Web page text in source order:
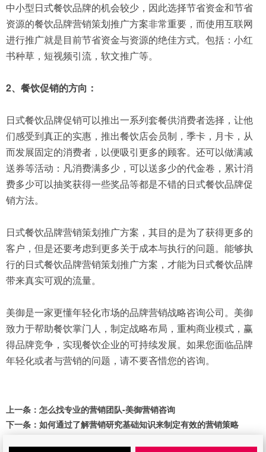
中小型日式餐饮品牌的机会较少，因此选择节省资金和节省
资源的餐饮品牌营销策划推广方案非常重要，而使用互联网
进行推广就是目前节省资金与资源的绝佳方式。包括：小红
书种草，短视频引流，软文推广等。
2、餐饮促销的方向：
日式餐饮品牌促销可以推出一系列套餐供消费者选择，让他
们感受到真正的实惠，推出餐饮店会员制，季卡，月卡，从
而发展固定的消费者，以便吸引更多的顾客。还可以做满减
送券等活动：凡消费满多少，可以送多少的代金卷，累计消
费多少可以抽奖获得一些奖品等都是不错的日式餐饮品牌促
销方法。
日式餐饮品牌营销策划推广方案，其目的是为了获得更多的
客户，但是还要考虑到更多关于成本与执行的问题。能够执
行的日式餐饮品牌营销策划推广方案，才能为日式餐饮品牌
带来真实可观的流量。
美御是一家更懂年轻化市场的品牌营销战略咨询公司。美御
致力于帮助餐饮掌门人，制定战略布局，重构商业模式，赢
得品牌竞争，实现餐饮企业的可持续发展。如果您面临品牌
年轻化或者与营销的问题，请不要吝惜您的咨询。
上一条： 怎么找专业的营销团队-美御营销咨询
下一条： 如何通过了解营销研究基础知识来制定有效的营销策略